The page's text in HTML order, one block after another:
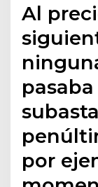
Al
por